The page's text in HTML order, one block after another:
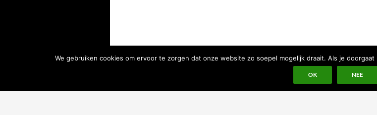
We gebruiken cookies om ervoor te zorgen dat onze website zo soepel mogelijk draait. Als je
OK NEE